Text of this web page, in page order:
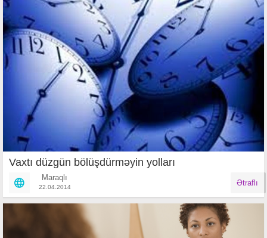
Vaxtı düzgün bölüşdürməyin yolları
Maraqlı
22.04.2014 Ətraflı